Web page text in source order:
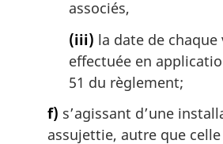
associés,
(iii) la date de chaque
effectuée en
51 du règlement;
f) s’agissant d’une
assujettie, autre que